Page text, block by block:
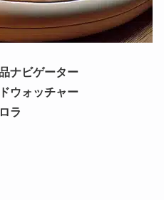
ナビゲーター
ウォッチャー
ラ